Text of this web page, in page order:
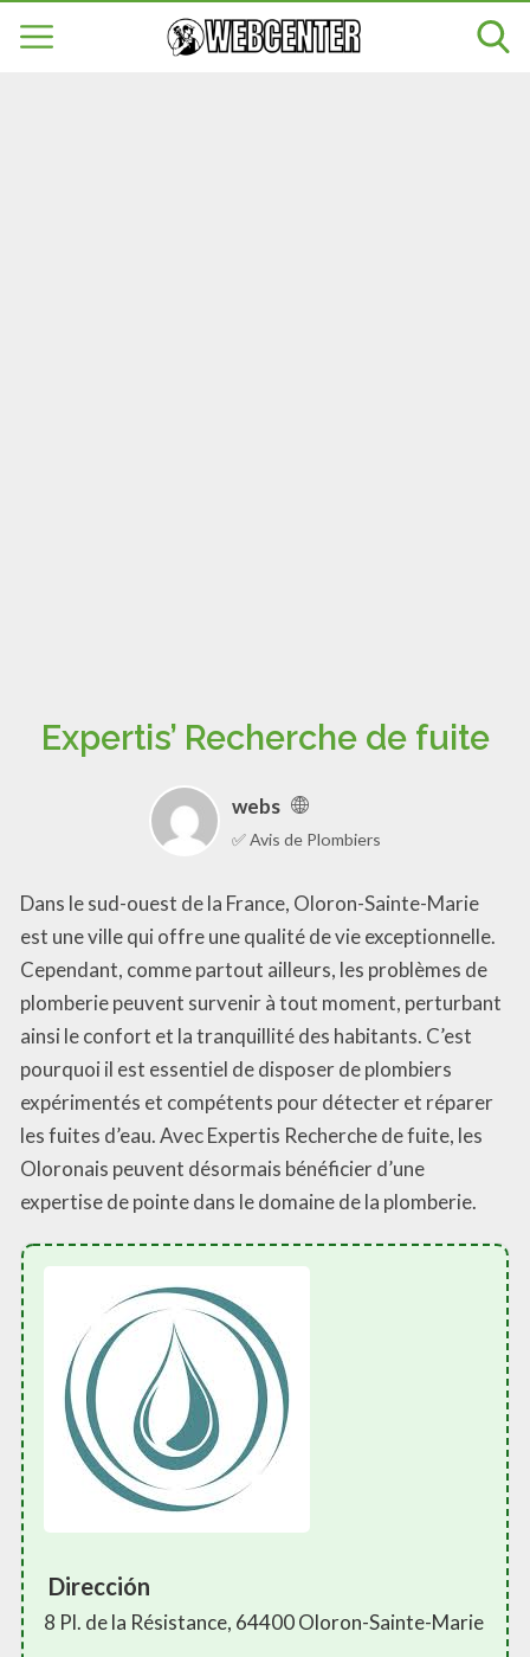
Expertis’ Recherche de fuite
webs
✅ Avis de Plombiers
Dans le sud-ouest de la France, Oloron-Sainte-Marie
est une ville qui offre une qualité de vie exceptionnelle.
Cependant, comme partout ailleurs, les problèmes de
plomberie peuvent survenir à tout moment, perturbant
ainsi le confort et la tranquillité des habitants. C’est
pourquoi il est essentiel de disposer de plombiers
expérimentés et compétents pour détecter et réparer
les fuites d’eau. Avec Expertis Recherche de fuite, les
Oloronais peuvent désormais bénéficier d’une
expertise de pointe dans le domaine de la plomberie.
Dirección
8 Pl. de la Résistance, 64400 Oloron-Sainte-Marie